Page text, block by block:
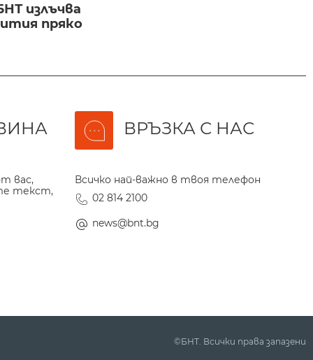
излъчва
пряко
вас,
текст,
ВРЪЗКА С НАС
Всичко най-важно в твоя телефон
02 814 2100
news@bnt.bg
©БНТ. Всички права запазени